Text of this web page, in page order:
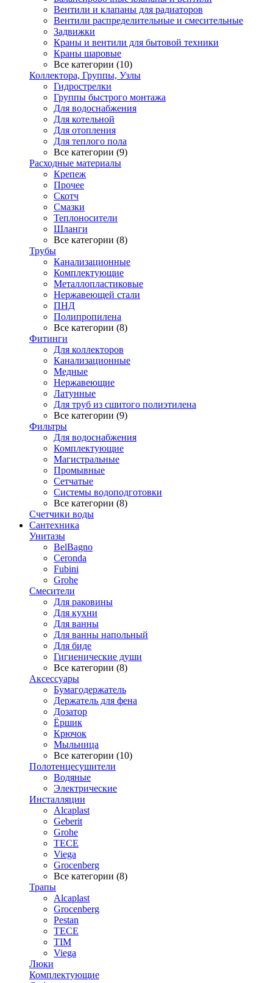
Вентили и клапаны для радиаторов
Вентили распределительные и смесительные
Задвижки
Краны и вентили для бытовой техники
Краны шаровые
Все категории (10)
Коллектора, Группы, Узлы
Гидрострелки
Группы быстрого монтажа
Для водоснабжения
Для котельной
Для отопления
Для теплого пола
Все категории (9)
Расходные материалы
Крепеж
Прочее
Скотч
Смазки
Теплоносители
Шланги
Все категории (8)
Трубы
Канализационные
Комплектующие
Металлопластиковые
Нержавеющей стали
ПНД
Полипропилена
Все категории (8)
Фитинги
Для коллекторов
Канализационные
Медные
Нержавеющие
Латунные
Для труб из сшитого полиэтилена
Все категории (9)
Фильтры
Для водоснабжения
Комплектующие
Магистральные
Промывные
Сетчатые
Системы водоподготовки
Все категории (8)
Счетчики воды
Сантехника
Унитазы
BelBagno
Ceronda
Fubini
Grohe
Смесители
Для раковины
Для кухни
Для ванны
Для ванны напольный
Для биде
Гигиенические души
Все категории (8)
Аксессуары
Бумагодержатель
Держатель для фена
Дозатор
Ёршик
Крючок
Мыльница
Все категории (10)
Полотенцесушители
Водяные
Электрические
Инсталляции
Alcaplast
Geberit
Grohe
TECE
Viega
Grocenberg
Все категории (8)
Трапы
Alcaplast
Grocenberg
Pestan
TECE
TIM
Viega
Люки
Комплектующие